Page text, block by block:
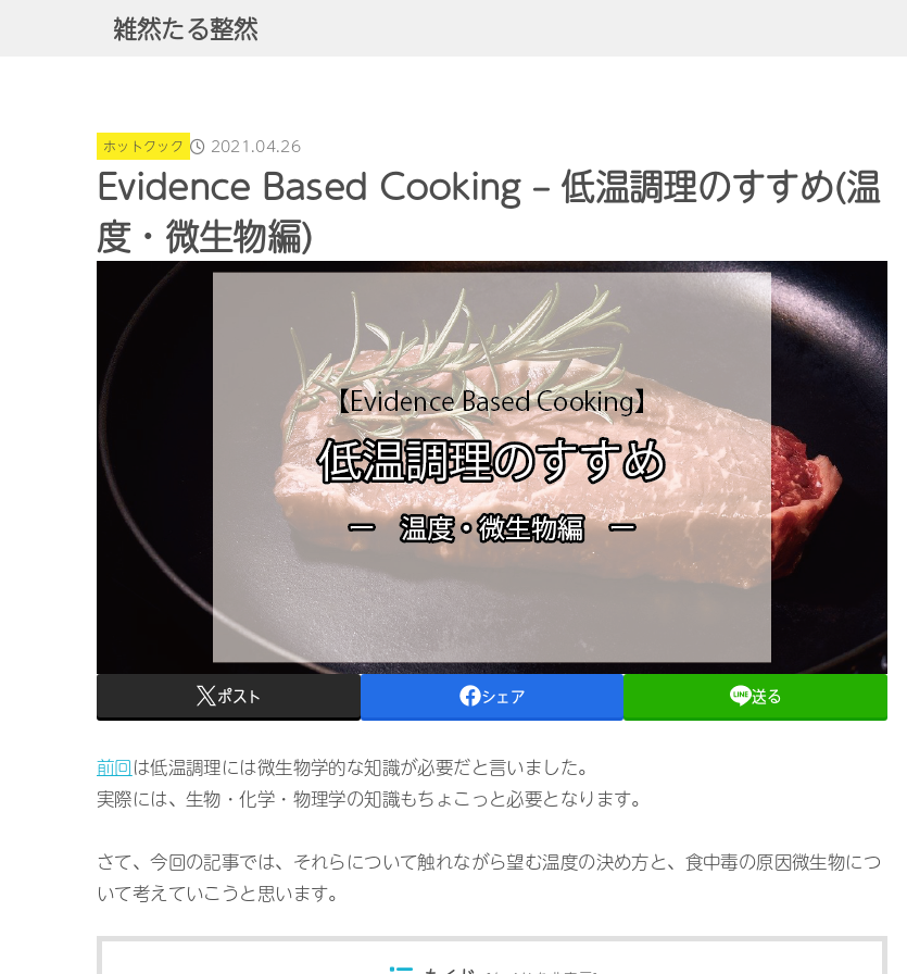
雑然たる整然
ホットクック 2021.04.26
Evidence Based Cooking – 低温調理のすすめ(温
度・微生物編)
ポスト シェア 送る
前回は低温調理には微生物学的な知識が必要だと言いました。
実際には、生物・化学・物理学の知識もちょこっと必要となります。
さて、今回の記事では、それらについて触れながら望む温度の決め方と、食中毒の原因微生物につ
いて考えていこうと思います。